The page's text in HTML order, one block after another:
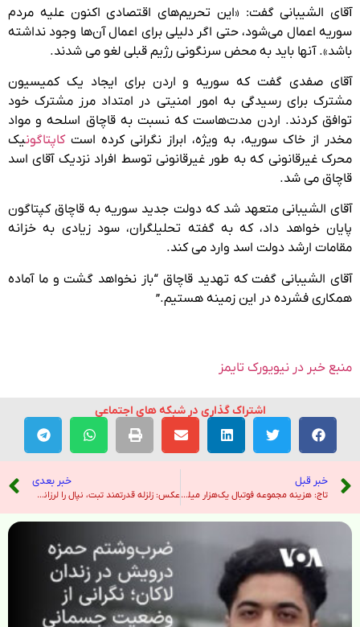
آقای الشیبانی گفت: «این تحریم‌های اقتصادی اکنون علیه مردم
سوریه اعمال می‌شود، حتی اگر دلیلی برای اعمال آن‌ها وجود نداشته
باشد». آنها باید به محض سرنگونی رژیم قبلی لغو می شدند.
آقای صفدی گفت که سوریه و اردن برای ایجاد یک کمیسیون
مشترک برای رسیدگی به امور امنیتی در امتداد مرز مشترک خود
توافق کردند. اردن مدت‌هاست که نسبت به قاچاق اسلحه و مواد
مخدر از خاک سوریه، به ویژه، ابراز نگرانی کرده استکاپتاگونیک
محرک غیرقانونی که به طور غیرقانونی توسط افراد نزدیک آقای اسد
قاچاق می شد.
آقای الشیبانی متعهد شد که دولت جدید سوریه به قاچاق کپتاگون
پایان خواهد داد، که به گفته تحلیلگران، سود زیادی به خزانه
مقامات ارشد دولت اسد وارد می کند.
آقای الشیبانی گفت که تهدید قاچاق “باز نخواهد گشت و ما آماده
همکاری فشرده در این زمینه هستیم.”
منبع خبر در نیویورک تایمز
اشتراک گذاری در شبکه های اجتماعی
خبر قبل
تاج: هزینه مجموعه فوتبال یک‌هزار میلیارد تومان است؛‌ ۱۶ ورزشگاه ایران تایید خواهد شد – خبرگزاری ایرنا
خبر بعدی
عکس: زلزله قدرتمند تبت، نپال را لرزاند و امدادگران با زمان مسابقه می دهند – هندوستان امروز